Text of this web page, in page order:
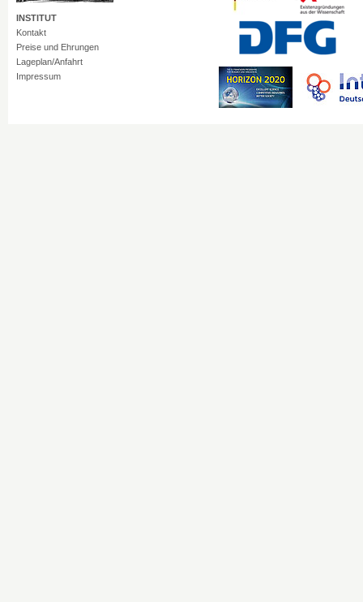
INSTITUT
Kontakt
Preise und Ehrungen
Lageplan/Anfahrt
Impressum